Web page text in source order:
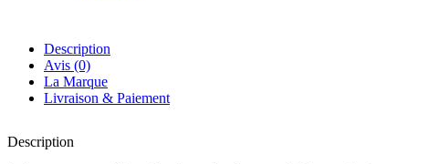
Description
Avis (0)
La Marque
Livraison & Paiement
Description